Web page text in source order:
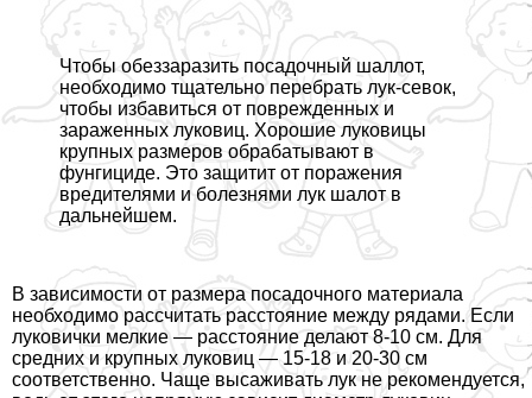
Чтобы обеззаразить посадочный шаллот,
необходимо тщательно перебрать лук-севок,
чтобы избавиться от поврежденных и
зараженных луковиц. Хорошие луковицы
крупных размеров обpaбатывают в
фунгициде. Это защитит от поражения
вредителями и болезнями лук шалот в
дальнейшем.
В зависимости от размера посадочного материала
необходимо рассчитать расстояние между рядами. Если
луковички мелкие — расстояние делают 8-10 см. Для
средних и крупных луковиц — 15-18 и 20-30 см
соответственно. Чаще высаживать лук не рекомендуется,